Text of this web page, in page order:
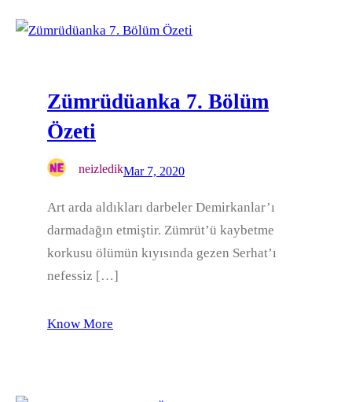
Zümrüdüanka 7. Bölüm
Özeti
neizledikMar 7, 2020
Art arda aldıkları darbeler Demirkanlar’ı
darmadağın etmiştir. Zümrüt’ü kaybetme
korkusu ölümün kıyısında gezen Serhat’ı
nefessiz […]
Know More